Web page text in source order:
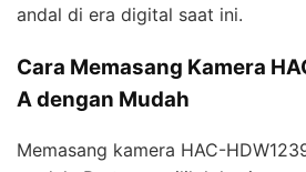
andal di era digital saat ini.
Cara Memasang Kamera
A dengan Mudah
Memasang kamera HAC-